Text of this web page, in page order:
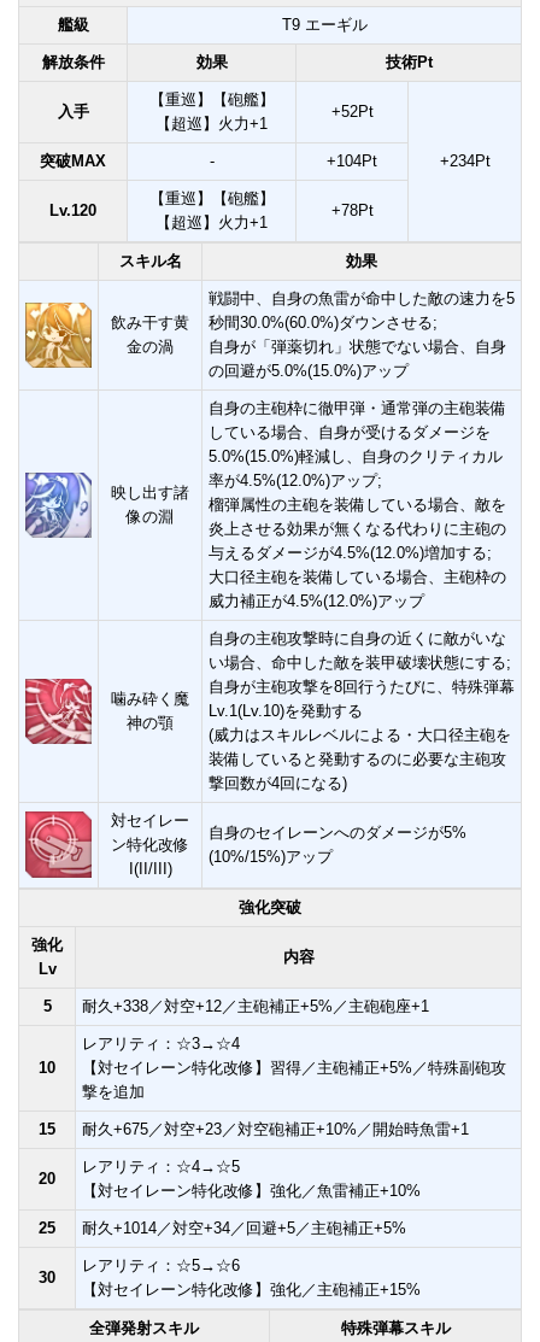
艦級 T9 エーギル
解放条件 効果 技術Pt
入手
【重巡】【砲艦】
【超巡】火力+1
+52Pt
+234Pt
突破MAX - +104Pt
Lv.120
【重巡】【砲艦】
【超巡】火力+1
+78Pt
スキル名 効果
飲み干す黄
金の渦
戦闘中、自身の魚雷が命中した敵の速力を5
秒間30.0%(60.0%)ダウンさせる;
自身が「弾薬切れ」状態でない場合、自身
の回避が5.0%(15.0%)アップ
映し出す諸
像の淵
自身の主砲枠に徹甲弾・通常弾の主砲装備
している場合、自身が受けるダメージを
5.0%(15.0%)軽減し、自身のクリティカル
率が4.5%(12.0%)アップ;
榴弾属性の主砲を装備している場合、敵を
炎上させる効果が無くなる代わりに主砲の
与えるダメージが4.5%(12.0%)増加する;
大口径主砲を装備している場合、主砲枠の
威力補正が4.5%(12.0%)アップ
噛み砕く魔
神の顎
自身の主砲攻撃時に自身の近くに敵がいな
い場合、命中した敵を装甲破壊状態にする;
自身が主砲攻撃を8回行うたびに、特殊弾幕
Lv.1(Lv.10)を発動する
(威力はスキルレベルによる・大口径主砲を
装備していると発動するのに必要な主砲攻
撃回数が4回になる)
対セイレー
ン特化改修
I(II/III)
自身のセイレーンへのダメージが5%
(10%/15%)アップ
強化突破
強化
Lv
内容
5 耐久+338／対空+12／主砲補正+5%／主砲砲座+1
10
レアリティ：☆3→☆4
【対セイレーン特化改修】習得／主砲補正+5%／特殊副砲攻
撃を追加
15 耐久+675／対空+23／対空砲補正+10%／開始時魚雷+1
20
レアリティ：☆4→☆5
【対セイレーン特化改修】強化／魚雷補正+10%
25 耐久+1014／対空+34／回避+5／主砲補正+5%
30
レアリティ：☆5→☆6
【対セイレーン特化改修】強化／主砲補正+15%
全弾発射スキル 特殊弾幕スキル